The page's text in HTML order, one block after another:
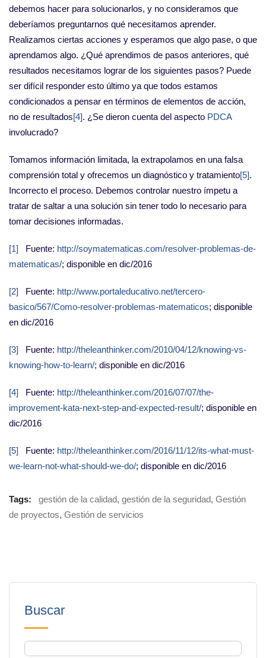
debemos hacer para solucionarlos, y no consideramos que
deberíamos preguntarnos qué necesitamos aprender.
Realizamos ciertas acciones y esperamos que algo pase, o que
aprendamos algo. ¿Qué aprendimos de pasos anteriores, qué
resultados necesitamos lograr de los siguientes pasos? Puede
ser difícil responder esto último ya que todos estamos
condicionados a pensar en términos de elementos de acción,
no de resultados[4]. ¿Se dieron cuenta del aspecto PDCA
involucrado?
Tomamos información limitada, la extrapolamos en una falsa
comprensión total y ofrecemos un diagnóstico y tratamiento[5].
Incorrecto el proceso. Debemos controlar nuestro ímpetu a
tratar de saltar a una solución sin tener todo lo necesario para
tomar decisiones informadas.
[1] Fuente: http://soymatematicas.com/resolver-problemas-de-
matematicas/; disponible en dic/2016
[2] Fuente: http://www.portaleducativo.net/tercero-
basico/567/Como-resolver-problemas-matematicos; disponible
en dic/2016
[3] Fuente: http://theleanthinker.com/2010/04/12/knowing-vs-
knowing-how-to-learn/; disponible en dic/2016
[4] Fuente: http://theleanthinker.com/2016/07/07/the-
improvement-kata-next-step-and-expected-result/; disponible en
dic/2016
[5] Fuente: http://theleanthinker.com/2016/11/12/its-what-must-
we-learn-not-what-should-we-do/; disponible en dic/2016
Tags: gestión de la calidad, gestión de la seguridad, Gestión
de proyectos, Gestión de servicios
Buscar